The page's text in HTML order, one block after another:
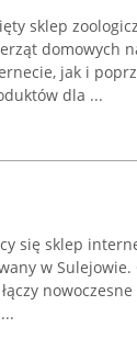
sklep
domowych
jak i
dla ...
się sklep
w